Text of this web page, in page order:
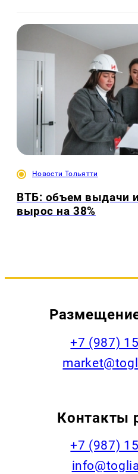
Новости Тольятти
ВТБ: объем выдачи
вырос на 38%
+7 (987)
Контакты
+7 (987)